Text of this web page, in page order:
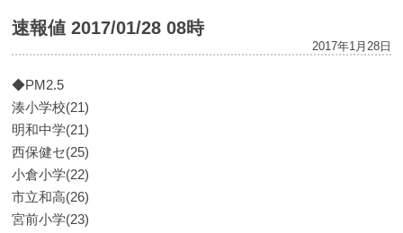
速報値 2017/01/28 08時
2017年1月28日
◆PM2.5
湊小学校(21)
明和中学(21)
西保健セ(25)
小倉小学(22)
市立和高(26)
宮前小学(23)